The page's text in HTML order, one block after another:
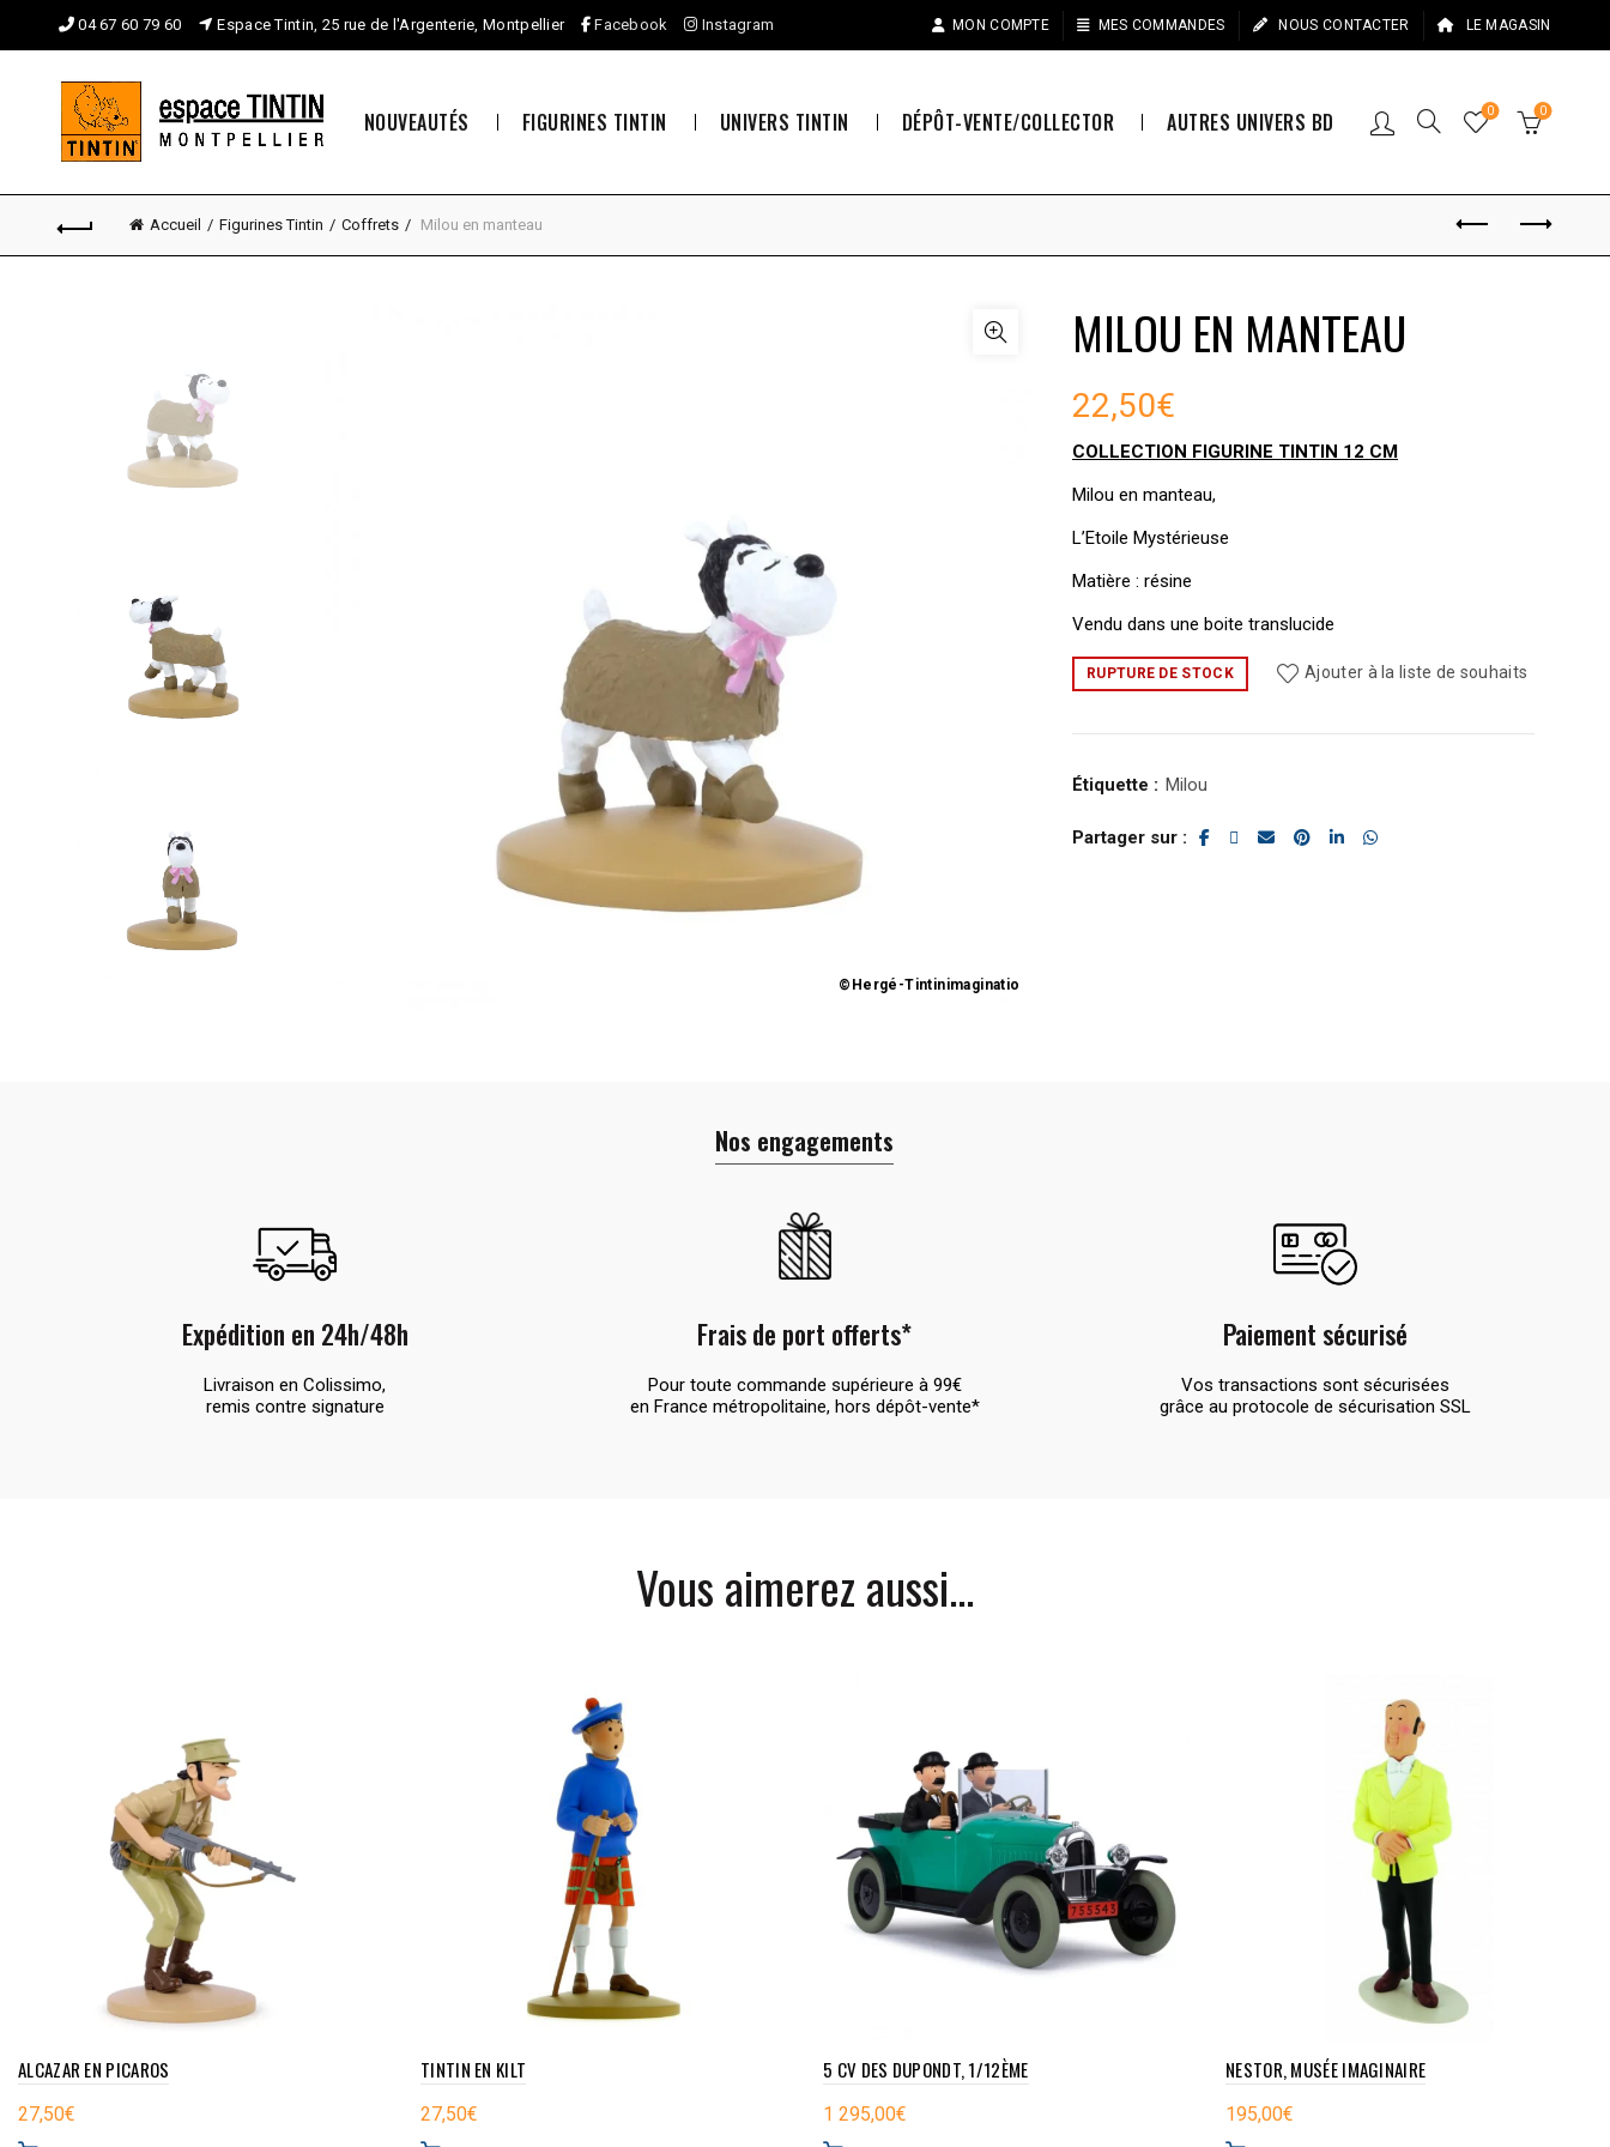
04 67 60 79 60 Espace Tintin, 25 rue de l'Argenterie, Montpellier Facebook Instagram MON COMPTE MES COMMANDES NOUS CONTACTER LE MAGASIN
NOUVEAUTÉS FIGURINES TINTIN UNIVERS TINTIN DÉPÔT-VENTE/COLLECTOR AUTRES UNIVERS BD 0 0
Accueil Figurines Tintin Coffrets Milou en manteau
©Hergé-Tintinimaginatio
MILOU EN MANTEAU
22,50€
COLLECTION FIGURINE TINTIN 12 CM
Milou en manteau,
L’Etoile Mystérieuse
Matière : résine
Vendu dans une boite translucide
RUPTURE DE STOCK Ajouter à la liste de souhaits
Étiquette : Milou
Partager sur
Nos engagements
Expédition en 24h/48h
Livraison en Colissimo,
remis contre signature
Frais de port offerts*
Pour toute commande supérieure à 99€
en France métropolitaine, hors dépôt-vente*
Paiement sécurisé
Vos transactions sont sécurisées
grâce au protocole de sécurisation SSL
Vous aimerez aussi...
ALCAZAR EN PICAROS
27,50€
TINTIN EN KILT
27,50€
5 CV DES DUPONDT, 1/12ÈME
1 295,00€
NESTOR, MUSÉE IMAGINAIRE
195,00€